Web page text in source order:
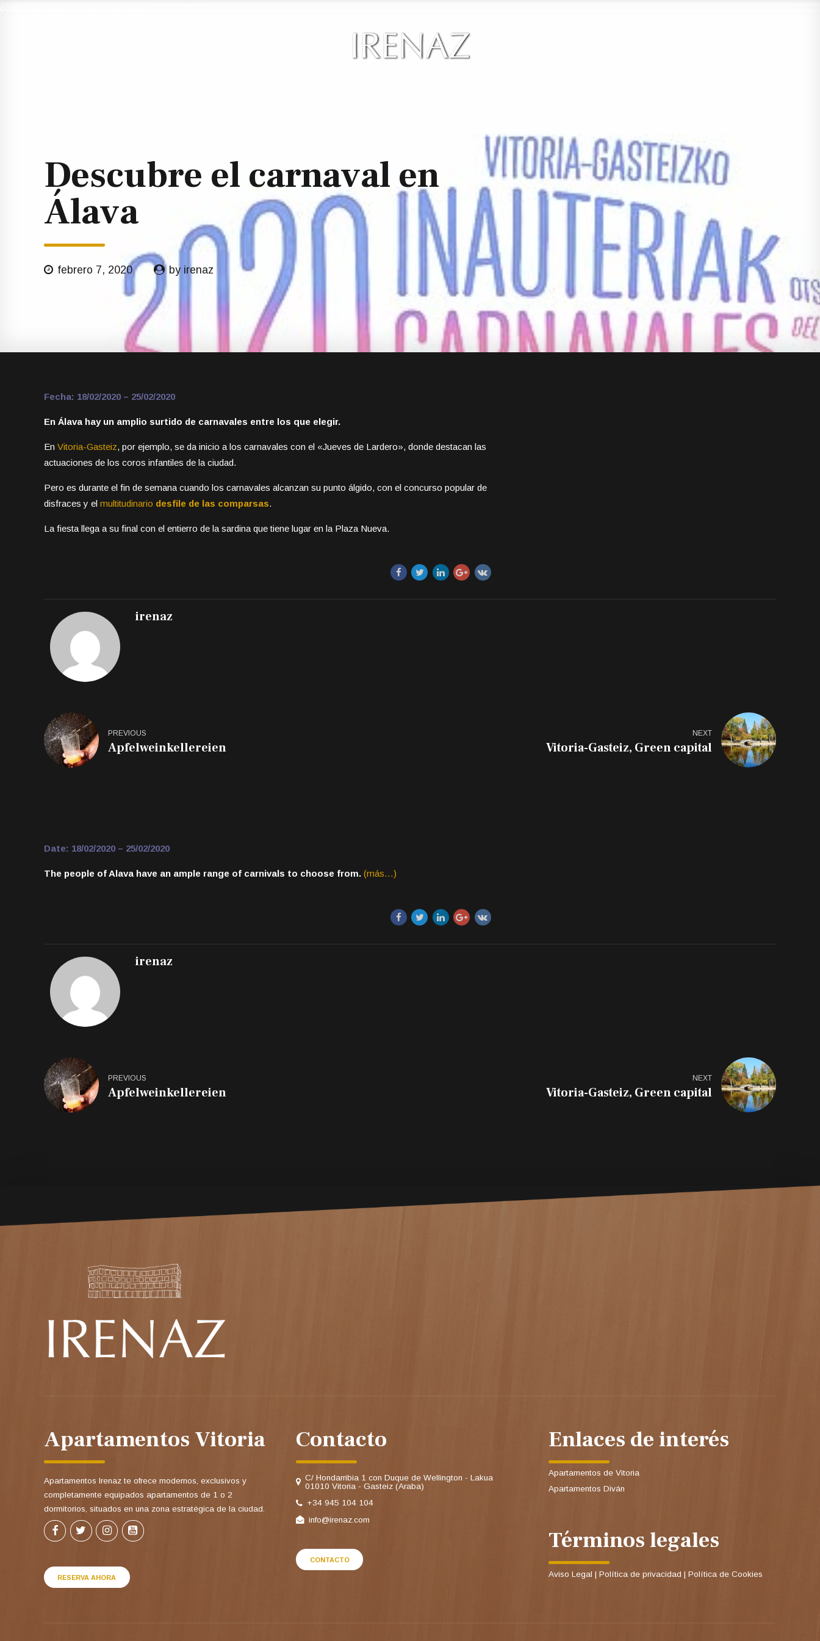
Descubre el carnaval en
Álava
febrero 7, 2020 by irenaz
Fecha: 18/02/2020 – 25/02/2020
En Álava hay un amplio surtido de carnavales entre los que elegir.
En Vitoria-Gasteiz, por ejemplo, se da inicio a los carnavales con el «Jueves de Lardero», donde destacan las
actuaciones de los coros infantiles de la ciudad.
Pero es durante el fin de semana cuando los carnavales alcanzan su punto álgido, con el concurso popular de
disfraces y el multitudinario desfile de las comparsas.
La fiesta llega a su final con el entierro de la sardina que tiene lugar en la Plaza Nueva.
irenaz
PREVIOUS
Apfelweinkellereien
NEXT
Vitoria-Gasteiz, Green capital
Date: 18/02/2020 – 25/02/2020
The people of Alava have an ample range of carnivals to choose from. (más…)
irenaz
PREVIOUS
Apfelweinkellereien
NEXT
Vitoria-Gasteiz, Green capital
Apartamentos Vitoria
Apartamentos Irenaz te ofrece modernos, exclusivos y
completamente equipados apartamentos de 1 o 2
dormitorios, situados en una zona estratégica de la ciudad.
RESERVA AHORA
Contacto
C/ Hondarribia 1 con Duque de Wellington - Lakua
01010 Vitoria - Gasteiz (Araba)
+34 945 104 104
info@irenaz.com
CONTACTO
Enlaces de interés
Apartamentos de Vitoria
Apartamentos Diván
Términos legales
Aviso Legal | Política de privacidad | Política de Cookies